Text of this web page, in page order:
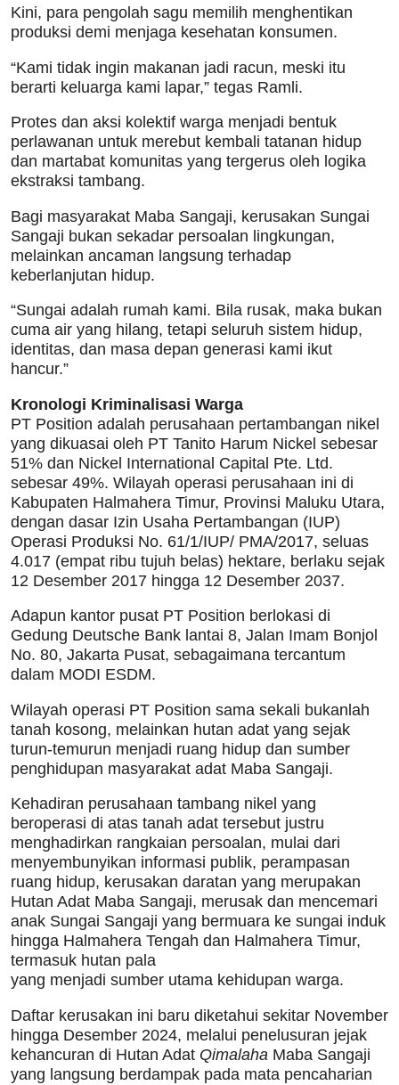
Kini, para pengolah sagu memilih menghentikan
produksi demi menjaga kesehatan konsumen.
“Kami tidak ingin makanan jadi racun, meski itu
berarti keluarga kami lapar,” tegas Ramli.
Protes dan aksi kolektif warga menjadi bentuk
perlawanan untuk merebut kembali tatanan hidup
dan martabat komunitas yang tergerus oleh logika
ekstraksi tambang.
Bagi masyarakat Maba Sangaji, kerusakan Sungai
Sangaji bukan sekadar persoalan lingkungan,
melainkan ancaman langsung terhadap
keberlanjutan hidup.
“Sungai adalah rumah kami. Bila rusak, maka bukan
cuma air yang hilang, tetapi seluruh sistem hidup,
identitas, dan masa depan generasi kami ikut
hancur.”
Kronologi Kriminalisasi Warga
PT Position adalah perusahaan pertambangan nikel
yang dikuasai oleh PT Tanito Harum Nickel sebesar
51% dan Nickel International Capital Pte. Ltd.
sebesar 49%. Wilayah operasi perusahaan ini di
Kabupaten Halmahera Timur, Provinsi Maluku Utara,
dengan dasar Izin Usaha Pertambangan (IUP)
Operasi Produksi No. 61/1/IUP/ PMA/2017, seluas
4.017 (empat ribu tujuh belas) hektare, berlaku sejak
12 Desember 2017 hingga 12 Desember 2037.
Adapun kantor pusat PT Position berlokasi di
Gedung Deutsche Bank lantai 8, Jalan Imam Bonjol
No. 80, Jakarta Pusat, sebagaimana tercantum
dalam MODI ESDM.
Wilayah operasi PT Position sama sekali bukanlah
tanah kosong, melainkan hutan adat yang sejak
turun-temurun menjadi ruang hidup dan sumber
penghidupan masyarakat adat Maba Sangaji.
Kehadiran perusahaan tambang nikel yang
beroperasi di atas tanah adat tersebut justru
menghadirkan rangkaian persoalan, mulai dari
menyembunyikan informasi publik, perampasan
ruang hidup, kerusakan daratan yang merupakan
Hutan Adat Maba Sangaji, merusak dan mencemari
anak Sungai Sangaji yang bermuara ke sungai induk
hingga Halmahera Tengah dan Halmahera Timur,
termasuk hutan pala
yang menjadi sumber utama kehidupan warga.
Daftar kerusakan ini baru diketahui sekitar November
hingga Desember 2024, melalui penelusuran jejak
kehancuran di Hutan Adat Qimalaha Maba Sangaji
yang langsung berdampak pada mata pencaharian